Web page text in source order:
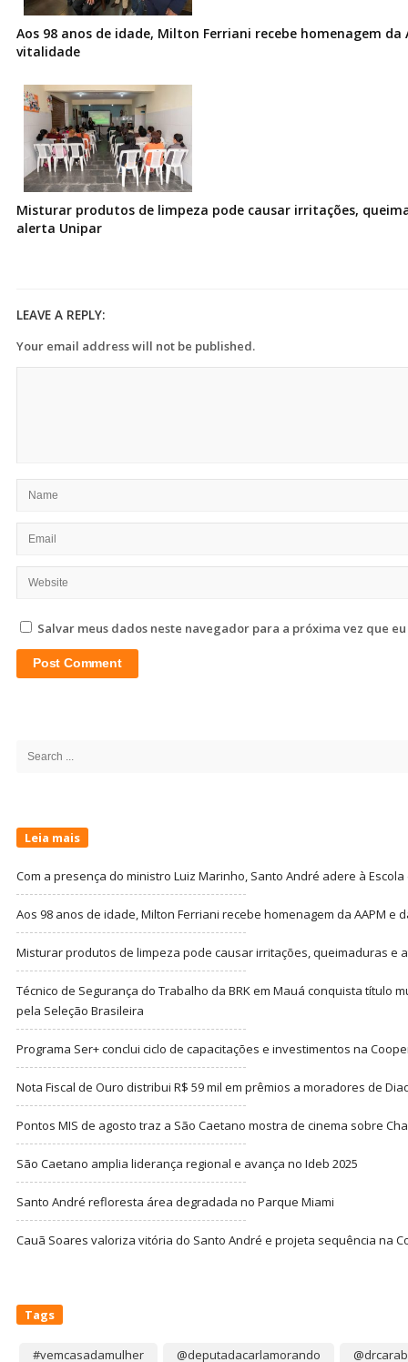
Aos 98 anos de idade, Milton Ferriani recebe homenagem da
vitalidade
Misturar produtos de limpeza pode causar irritações,
alerta Unipar
LEAVE A REPLY:
Your email address will not be published.
Salvar meus dados neste navegador para a próxima vez que
Search
Leia mais
Com a presença do ministro Luiz Marinho, Santo André adere à
Aos 98 anos de idade, Milton Ferriani recebe homenagem da AAPM e
Misturar produtos de limpeza pode causar irritações, queimaduras e
Técnico de Segurança do Trabalho da BRK em Mauá conquista título
pela Seleção Brasileira
Programa Ser+ conclui ciclo de capacitações e investimentos na
Nota Fiscal de Ouro distribui R$ 59 mil em prêmios a moradores de
Pontos MIS de agosto traz a São Caetano mostra de cinema sobre
São Caetano amplia liderança regional e avança no Ideb 2025
Santo André refloresta área degradada no Parque Miami
Cauã Soares valoriza vitória do Santo André e projeta sequência na
Tags
#vemcasadamulher @deputadacarlamorando